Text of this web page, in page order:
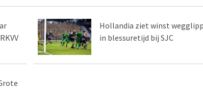
Hollandia ziet winst
in blessuretijd bij SJC